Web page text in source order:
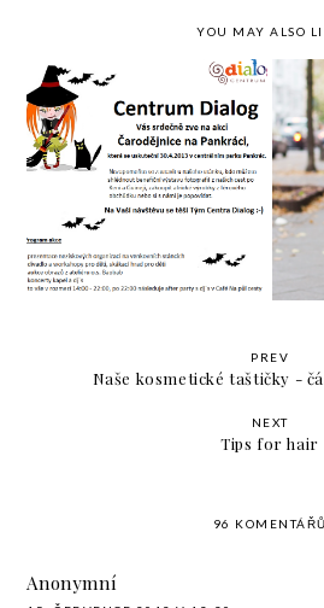
YOU MAY ALSO
{ event } Čarodějnice na
Pankráci - pozvánka
PREV
Naše kosmetické taštičky -
NEXT
Tips for hair
96 KOMENTÁŘŮ
Anonymní